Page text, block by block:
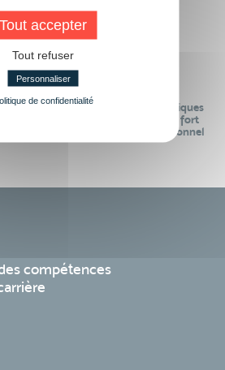
Des intervenants
ou
Des contenus pédagogiques
« de pointe » et en lien fort
avec le monde professionnel
compétences
Tout accepter
Tout refuser
Personnaliser
de confidentialité